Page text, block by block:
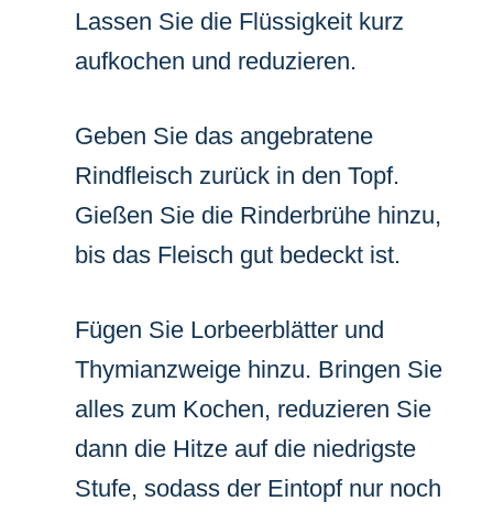
Lassen Sie die Flüssigkeit kurz
aufkochen und reduzieren.
Geben Sie das angebratene
Rindfleisch zurück in den Topf.
Gießen Sie die Rinderbrühe hinzu,
bis das Fleisch gut bedeckt ist.
Fügen Sie Lorbeerblätter und
Thymianzweige hinzu. Bringen Sie
alles zum Kochen, reduzieren Sie
dann die Hitze auf die niedrigste
Stufe, sodass der Eintopf nur noch